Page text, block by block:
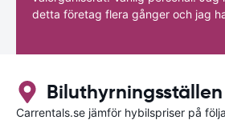
detta företag flera gånger och jag
Carrentals.se jämför hybilspriser på